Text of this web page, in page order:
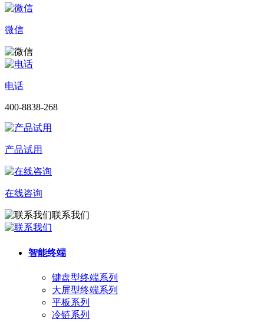
微信
电话
400-8838-268
产品试用
在线咨询
联系我们
智能终端
键盘型终端系列
大屏型终端系列
平板系列
冷链系列